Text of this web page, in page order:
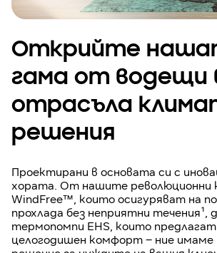
Открийте
гама от водещи
отрасъла
решения
Проектирани в основата си с
хората. От нашите революционни
WindFree™, които осигуряват на
прохлада без неприятни течения¹,
термопомпи EHS, които предлагат
целогодишен комфорт – ние